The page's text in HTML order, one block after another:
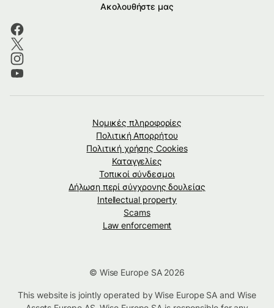
Ακολουθήστε μας
Νομικές πληροφορίες
Πολιτική Απορρήτου
Πολιτική χρήσης Cookies
Καταγγελίες
Τοπικοί σύνδεσμοι
Δήλωση περί σύγχρονης δουλείας
Intellectual property
Scams
Law enforcement
© Wise Europe SA 2026
This website is jointly operated by Wise Europe SA and Wise